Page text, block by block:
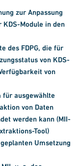
zur Anpassung
KDS-Module in den
des FDPG, die für
von KDS-
von
für ausgewählte
von Daten
werden kann (MII-
Tool)
Umsetzung